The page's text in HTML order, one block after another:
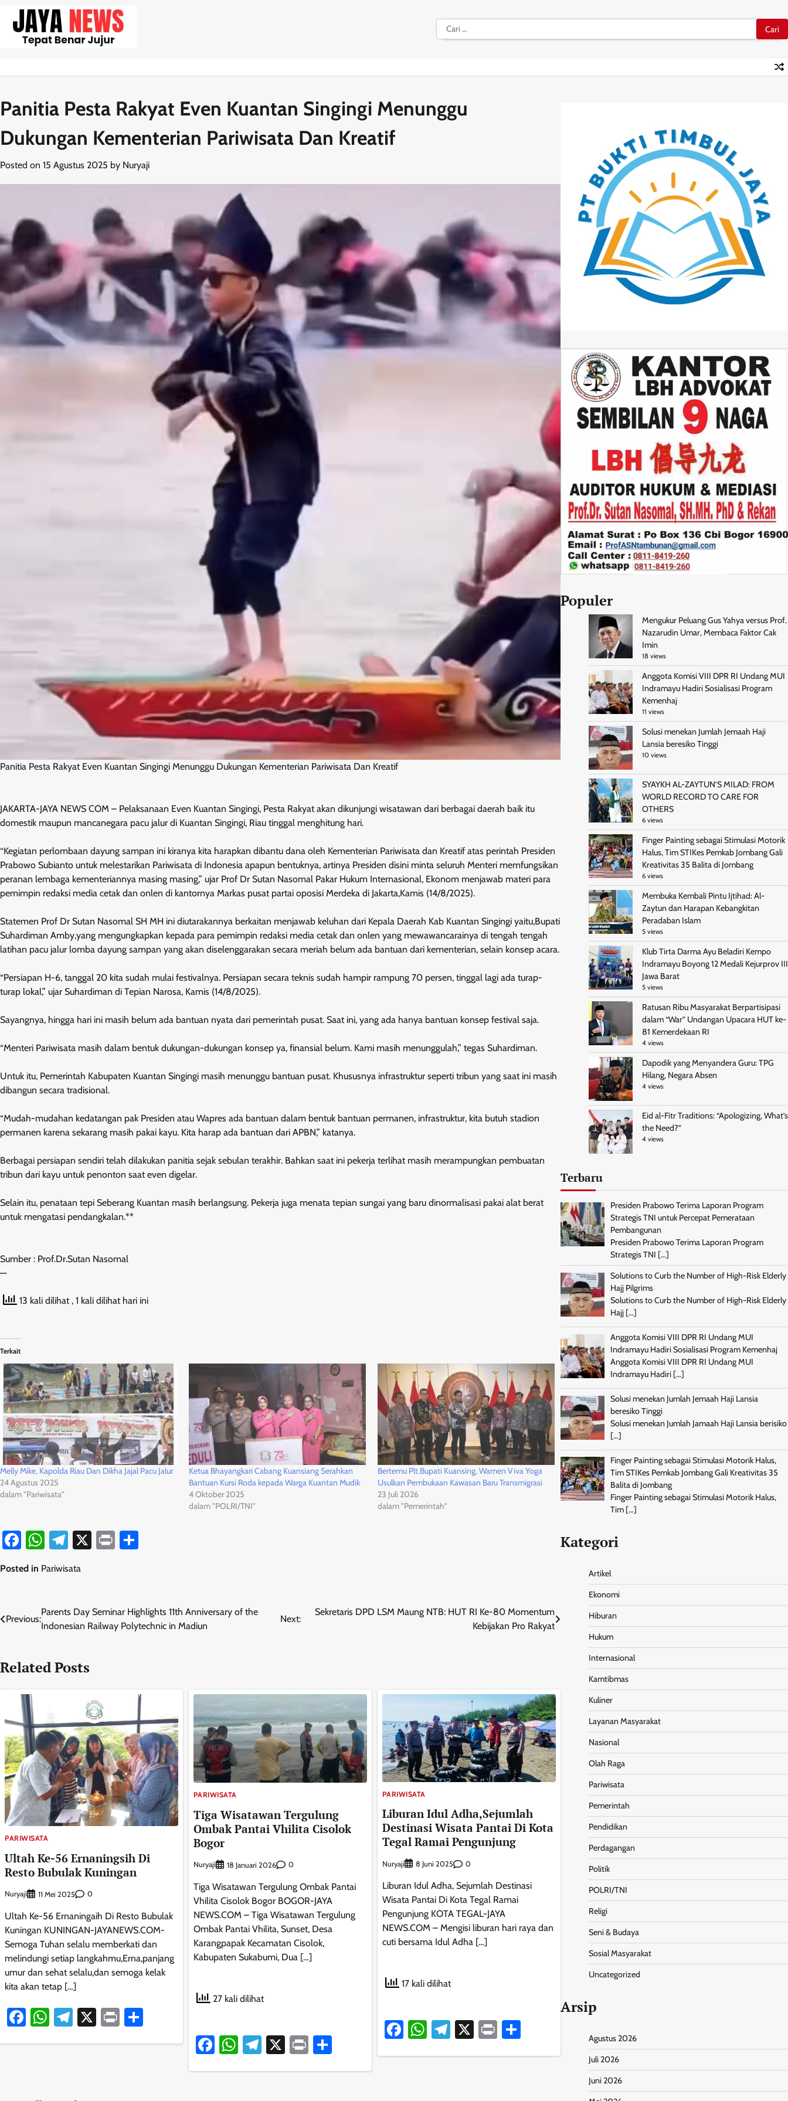
content
Cari
untuk:
Panitia Pesta Rakyat Even Kuantan Singingi Menunggu
Dukungan Kementerian Pariwisata Dan Kreatif
Posted on 15 Agustus 2025 by Nuryaji
Panitia Pesta Rakyat Even Kuantan Singingi Menunggu Dukungan Kementerian Pariwisata Dan Kreatif
JAKARTA-JAYA NEWS COM – Pelaksanaan Even Kuantan Singingi, Pesta Rakyat akan dikunjungi wisatawan dari berbagai daerah baik itu
domestik maupun mancanegara pacu jalur di Kuantan Singingi, Riau tinggal menghitung hari.
“Kegiatan perlombaan dayung sampan ini kiranya kita harapkan dibantu dana oleh Kementerian Pariwisata dan Kreatif atas perintah Presiden
Prabowo Subianto untuk melestarikan Pariwisata di Indonesia apapun bentuknya, artinya Presiden disini minta seluruh Menteri memfungsikan
peranan lembaga kementeriannya masing masing,” ujar Prof Dr Sutan Nasomal Pakar Hukum Internasional, Ekonom menjawab materi para
pemimpin redaksi media cetak dan onlen di kantornya Markas pusat partai oposisi Merdeka di Jakarta,Kamis (14/8/2025).
Statemen Prof Dr Sutan Nasomal SH MH ini diutarakannya berkaitan menjawab keluhan dari Kepala Daerah Kab Kuantan Singingi yaitu,Bupati
Suhardiman Amby,yang mengungkapkan kepada para pemimpin redaksi media cetak dan onlen yang mewawancarainya di tengah tengah
latihan pacu jalur lomba dayung sampan yang akan diselenggarakan secara meriah belum ada bantuan dari kementerian, selain konsep acara.
“Persiapan H-6, tanggal 20 kita sudah mulai festivalnya. Persiapan secara teknis sudah hampir rampung 70 persen, tinggal lagi ada turap-
turap lokal,” ujar Suhardiman di Tepian Narosa, Kamis (14/8/2025).
Sayangnya, hingga hari ini masih belum ada bantuan nyata dari pemerintah pusat. Saat ini, yang ada hanya bantuan konsep festival saja.
“Menteri Pariwisata masih dalam bentuk dukungan-dukungan konsep ya, finansial belum. Kami masih menunggulah,” tegas Suhardiman.
Untuk itu, Pemerintah Kabupaten Kuantan Singingi masih menunggu bantuan pusat. Khususnya infrastruktur seperti tribun yang saat ini masih
dibangun secara tradisional.
“Mudah-mudahan kedatangan pak Presiden atau Wapres ada bantuan dalam bentuk bantuan permanen, infrastruktur, kita butuh stadion
permanen karena sekarang masih pakai kayu. Kita harap ada bantuan dari APBN,” katanya.
Berbagai persiapan sendiri telah dilakukan panitia sejak sebulan terakhir. Bahkan saat ini pekerja terlihat masih merampungkan pembuatan
tribun dari kayu untuk penonton saat even digelar.
Selain itu, penataan tepi Seberang Kuantan masih berlangsung. Pekerja juga menata tepian sungai yang baru dinormalisasi pakai alat berat
untuk mengatasi pendangkalan.**
Sumber : Prof.Dr.Sutan Nasomal
—
13 kali dilihat , 1 kali dilihat hari ini
Terkait
Melly Mike, Kapolda Riau Dan Dikha Jajal Pacu Jalur
24 Agustus 2025
dalam "Pariwisata"
Ketua Bhayangkari Cabang Kuansiang Serahkan
Bantuan Kursi Roda kepada Warga Kuantan Mudik
4 Oktober 2025
dalam "POLRI/TNI"
Bertemu Plt.Bupati Kuansing, Wamen Viva Yoga
Usulkan Pembukaan Kawasan Baru Transmigrasi
23 Juli 2026
dalam "Pemerintah"
Facebook
WhatsApp
Telegram
X Print
Posted in Pariwisata
Navigasi
Previous:
Parents Day Seminar Highlights 11th Anniversary of the
Indonesian Railway Polytechnic in Madiun
Next:
Sekretaris DPD LSM Maung NTB: HUT RI Ke-80 Momentum
Kebijakan Pro Rakyat
Related Posts
PARIWISATA
Ultah Ke-56 Ernaningsih Di
Resto Bubulak Kuningan
Nuryaji 11 Mei 2025 0
Ultah Ke-56 Ernaningaih Di Resto Bubulak
Kuningan KUNINGAN-JAYANEWS.COM-
Semoga Tuhan selalu memberkati dan
melindungi setiap langkahmu,Erna,panjang
umur dan sehat selalu,dan semoga kelak
kita akan tetap […]
Facebook
WhatsApp
Telegram
X Print
PARIWISATA
Tiga Wisatawan Tergulung
Ombak Pantai Vhilita Cisolok
Bogor
Nuryaji 18 Januari 2026 0
Tiga Wisatawan Tergulung Ombak Pantai
Vhilita Cisolok Bogor BOGOR-JAYA
NEWS.COM – Tiga Wisatawan Tergulung
Ombak Pantai Vhilita, Sunset, Desa
Karangpapak Kecamatan Cisolok,
Kabupaten Sukabumi, Dua […]
27 kali dilihat
Facebook
WhatsApp
Telegram
X PrintShare
PARIWISATA
Liburan Idul Adha,Sejumlah
Destinasi Wisata Pantai Di Kota
Tegal Ramai Pengunjung
Nuryaji 8 Juni 2025 0
Liburan Idul Adha, Sejumlah Destinasi
Wisata Pantai Di Kota Tegal Ramai
Pengunjung KOTA TEGAL-JAYA
NEWS.COM – Mengisi liburan hari raya dan
cuti bersama Idul Adha […]
17 kali dilihat
Facebook
WhatsApp
Telegram
X PrintShare
Populer
Mengukur Peluang Gus Yahya versus Prof.
Nazarudin Umar, Membaca Faktor Cak
Imin
18 views
Anggota Komisi VIII DPR RI Undang MUI
Indramayu Hadiri Sosialisasi Program
Kemenhaj
11 views
Solusi menekan Jumlah Jemaah Haji
Lansia beresiko Tinggi
10 views
SYAYKH AL-ZAYTUN’S MILAD: FROM
WORLD RECORD TO CARE FOR
OTHERS
6 views
Finger Painting sebagai Stimulasi Motorik
Halus, Tim STIKes Pemkab Jombang Gali
Kreativitas 35 Balita di Jombang
6 views
Membuka Kembali Pintu Ijtihad: Al-
Zaytun dan Harapan Kebangkitan
Peradaban Islam
5 views
Klub Tirta Darma Ayu Beladiri Kempo
Indramayu Boyong 12 Medali Kejurprov III
Jawa Barat
5 views
Ratusan Ribu Masyarakat Berpartisipasi
dalam “War” Undangan Upacara HUT ke-
81 Kemerdekaan RI
4 views
Dapodik yang Menyandera Guru: TPG
Hilang, Negara Absen
4 views
Eid al-Fitr Traditions: “Apologizing, What’s
the Need?”
4 views
Terbaru
Presiden Prabowo Terima Laporan Program
Strategis TNI untuk Percepat Pemerataan
Pembangunan
Presiden Prabowo Terima Laporan Program
Strategis TNI […]
Solutions to Curb the Number of High-Risk Elderly
Hajj Pilgrims
Solutions to Curb the Number of High-Risk Elderly
Hajj […]
Anggota Komisi VIII DPR RI Undang MUI
Indramayu Hadiri Sosialisasi Program Kemenhaj
Anggota Komisi VIII DPR RI Undang MUI
Indramayu Hadiri […]
Solusi menekan Jumlah Jemaah Haji Lansia
beresiko Tinggi
Solusi menekan Jumlah Jamaah Haji Lansia berisiko
[…]
Finger Painting sebagai Stimulasi Motorik Halus,
Tim STIKes Pemkab Jombang Gali Kreativitas 35
Balita di Jombang
Finger Painting sebagai Stimulasi Motorik Halus,
Tim […]
Kategori
Artikel
Ekonomi
Hiburan
Hukum
Internasional
Kamtibmas
Kuliner
Layanan Masyarakat
Nasional
Olah Raga
Pariwisata
Pemerintah
Pendidikan
Perdagangan
Politik
POLRI/TNI
Religi
Seni & Budaya
Sosial Masyarakat
Uncategorized
Arsip
Agustus 2026
Juli 2026
Juni 2026